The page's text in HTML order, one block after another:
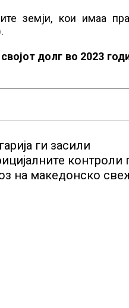
земји, кои имаа
долг во 2023
ги засили
контроли
на македонско